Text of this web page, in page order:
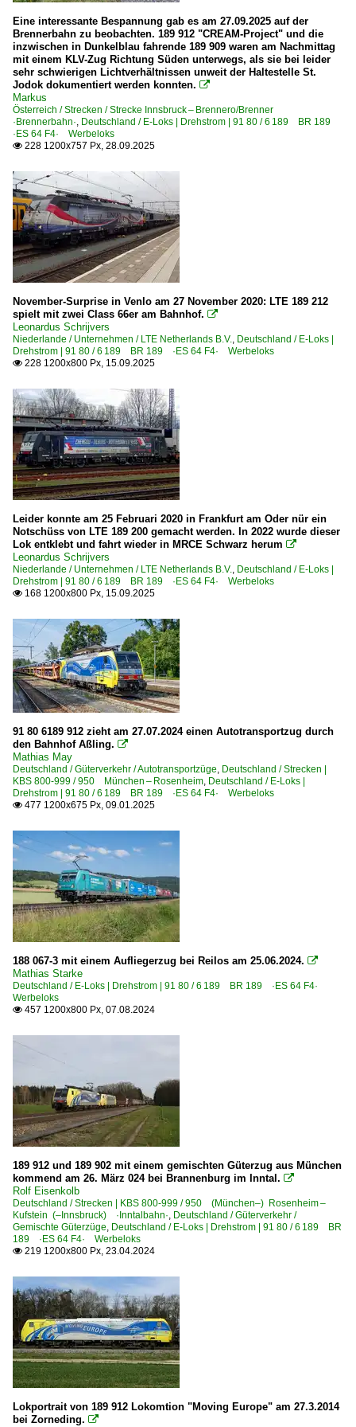
Deutschland
Bahnhöfe (A - E)
Basel Bad Bf
Berlin Lichtenberg
Bitterfeld
Bochum Hbf ·EBO·
Bonn-Mehlem
Bremen Hbf ·HB·
Darmstadt Hbf ·FD·
Dedensen-Gümmer
Dortmund Hbf ·EDO·
Duisburg Hbf ·EDG·
Düsseldorf (sonstige)
Eichenberg
Essen Hbf ·EE·
Bahnhöfe (F - K)
Halle (Saale) Hbf ·LH·
Köln (sonstige)
Königswinter
Krefeld
Kronach
Bahnhöfe (L - Q)
Ludwigshafen (Rhein)
Mainz (sonstige Bahnhöfe)
Mannheim Hbf ·RM·
Müllheim (Baden)
München Hauptbahnhof ·MH·
München-Heimeranplatz
Niederndodeleben
Bahnhöfe (R - Z)
Rheydt
Rommerskirchen
Saarmund
St. Goarshausen
Dampfloks
Detailfotos
Anschriften, Logos
E-Loks | Drehstrom | 91 80
6 127 BR 127 ·ES 64 P·
6 152 BR 152 ·ES 64 F· Werbeloks
6 182 BR 182 ·ES 64 U2· Private
6 182 BR 182 ·ES 64 U2· Werbeloks
6 186 BR 186 ·Traxx MS2e·
6 189 BR 189 ·ES 64 F4· Private
6 193 ¦ 7 193 BR 193 ·Vectron AC/MS· 'X4 E' Private
E-Loks | konventionell
6 139 BR 139 E 40.11 Private
2009
2010
2011
2012
2014
2015
2016
2017
2018
2019
2020
2020
2021
2022
2023
2024
2025
Eine interessante Bespannung gab es am 27.09.2025 auf der
Brennerbahn zu beobachten. 189 912 "CREAM-Project" und die
inzwischen in Dunkelblau fahrende 189 909 waren am Nachmittag
mit einem KLV-Zug Richtung Süden unterwegs, als sie bei leider
sehr schwierigen Lichtverhältnissen unweit der Haltestelle St.
Jodok dokumentiert werden konnten. 
Markus
Österreich / Strecken / Strecke Innsbruck – Brennero/Brenner
·Brennerbahn·, Deutschland / E-Loks | Drehstrom | 91 80 / 6 189 BR 189
·ES 64 F4· Werbeloks
 228 1200x757 Px, 28.09.2025
November-Surprise in Venlo am 27 November 2020: LTE 189 212
spielt mit zwei Class 66er am Bahnhof. 
Leonardus Schrijvers
Niederlande / Unternehmen / LTE Netherlands B.V., Deutschland / E-Loks |
Drehstrom | 91 80 / 6 189 BR 189 ·ES 64 F4· Werbeloks
 228 1200x800 Px, 15.09.2025
Leider konnte am 25 Februari 2020 in Frankfurt am Oder nür ein
Notschüss von LTE 189 200 gemacht werden. In 2022 wurde dieser
Lok entklebt und fahrt wieder in MRCE Schwarz herum 
Leonardus Schrijvers
Niederlande / Unternehmen / LTE Netherlands B.V., Deutschland / E-Loks |
Drehstrom | 91 80 / 6 189 BR 189 ·ES 64 F4· Werbeloks
 168 1200x800 Px, 15.09.2025
91 80 6189 912 zieht am 27.07.2024 einen Autotransportzug durch
den Bahnhof Aßling. 
Mathias May
Deutschland / Güterverkehr / Autotransportzüge, Deutschland / Strecken |
KBS 800-999 / 950 München – Rosenheim, Deutschland / E-Loks |
Drehstrom | 91 80 / 6 189 BR 189 ·ES 64 F4· Werbeloks
 477 1200x675 Px, 09.01.2025
188 067-3 mit einem Aufliegerzug bei Reilos am 25.06.2024. 
Mathias Starke
Deutschland / E-Loks | Drehstrom | 91 80 / 6 189 BR 189 ·ES 64 F4·
Werbeloks
 457 1200x800 Px, 07.08.2024
189 912 und 189 902 mit einem gemischten Güterzug aus München
kommend am 26. März 024 bei Brannenburg im Inntal. 
Rolf Eisenkolb
Deutschland / Strecken | KBS 800-999 / 950 (München–) Rosenheim –
Kufstein (–Innsbruck) ·Inntalbahn·, Deutschland / Güterverkehr /
Gemischte Güterzüge, Deutschland / E-Loks | Drehstrom | 91 80 / 6 189 BR
189 ·ES 64 F4· Werbeloks
 219 1200x800 Px, 23.04.2024
Lokportrait von 189 912 Lokomtion "Moving Europe" am 27.3.2014
bei Zorneding. 